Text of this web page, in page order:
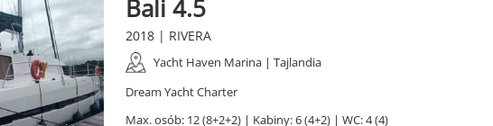
Bali 4.5
2018 | RIVERA
Yacht Haven Marina | Tajlandia
Dream Yacht Charter
Max. osób: 12 (8+2+2) | Kabiny: 6 (4+2) | WC: 4 (4)